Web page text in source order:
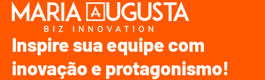
Inspire sua equipe com
inovação e protagonismo!